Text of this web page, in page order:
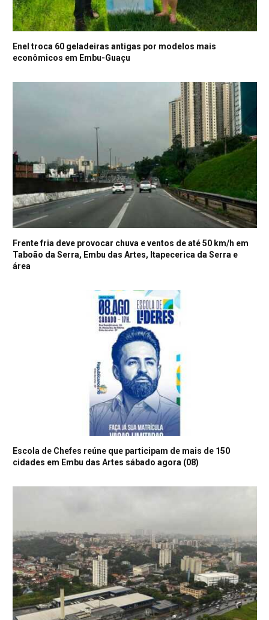
Enel troca 60 geladeiras antigas por modelos mais
econômicos em Embu-Guaçu
Frente fria deve provocar chuva e ventos de até 50 km/h em
Taboão da Serra, Embu das Artes, Itapecerica da Serra e
área
Escola de Chefes reúne que participam de mais de 150
cidades em Embu das Artes sábado agora (08)